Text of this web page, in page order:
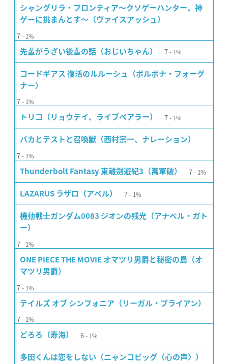
シャングリラ・フロンティア〜クソゲーハンター、神
ゲーに挑まんとす〜（ヴァイスアッシュ）
7 1%
先輩がうざい後輩の話（おじいちゃん） 7 1%
コードギアス 復活のルルーシュ（ボルボナ・フォーグ
ナー）
7 1%
トリコ（リョウテイ、ライブベアラー） 7 1%
バカとテストと召喚獣（西村宗一、ナレーション）
7 1%
Thunderbolt Fantasy 東離劍遊紀3（萬軍破） 7 1%
LAZARUS ラザロ（アベル） 7 1%
機動戦士ガンダム0083 ジオンの残光（アナベル・ガト
ー）
7 1%
ONE PIECE THE MOVIE オマツリ男爵と秘密の島（オ
マツリ男爵）
7 1%
テイルズ オブ シンフォニア（リーガル・ブライアン）
7 1%
どろろ（寿海） 6 1%
多田くんは恋をしない（ニャンコビッグ〈心の声〉）